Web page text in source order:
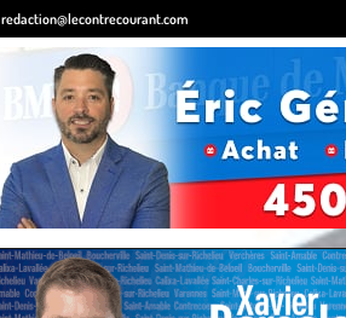
redaction@lecontrecourant.com